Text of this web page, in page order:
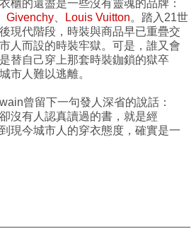
櫃的還盡是一些沒有靈魂的品牌：
Givenchy Louis Vuitton。踏入21世
現代階段，時裝與商品早已重疊交
人而設的時裝牢獄。可是，誰又會
替自己穿上那套時裝鉫鎖的獄卒
市人難以逃離。
曾留下一句發人深省的說話：
沒有人認真讀過的書，就是經
現今城市人的穿衣態度，確實是一